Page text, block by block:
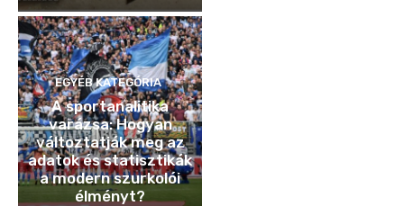
EGYÉB KATEGÓRIA
A sportanalitika
varázsa: Hogyan
változtatják meg az
adatok és statisztikák
a modern szurkolói
élményt?